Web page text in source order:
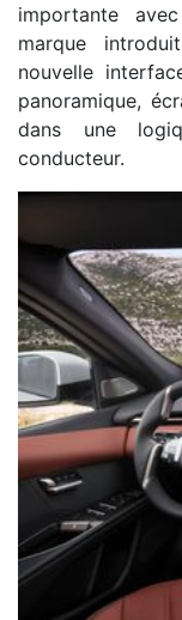
importante
marque
nouvelle
panoramique,
dans une
conducteur.